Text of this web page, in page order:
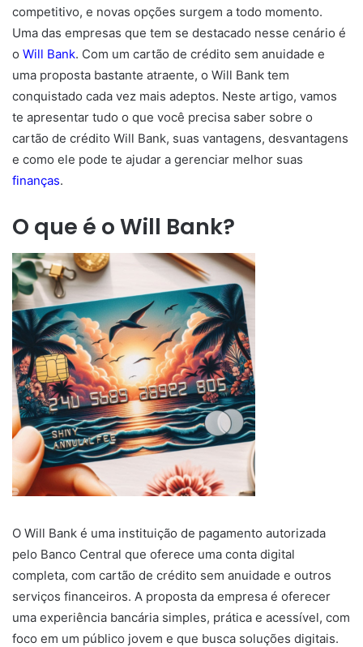
competitivo, e novas opções surgem a todo momento.
Uma das empresas que tem se destacado nesse cenário é
o Will Bank. Com um cartão de crédito sem anuidade e
uma proposta bastante atraente, o Will Bank tem
conquistado cada vez mais adeptos. Neste artigo, vamos
te apresentar tudo o que você precisa saber sobre o
cartão de crédito Will Bank, suas vantagens, desvantagens
e como ele pode te ajudar a gerenciar melhor suas
finanças.
O que é o Will Bank?
O Will Bank é uma instituição de pagamento autorizada
pelo Banco Central que oferece uma conta digital
completa, com cartão de crédito sem anuidade e outros
serviços financeiros. A proposta da empresa é oferecer
uma experiência bancária simples, prática e acessível, com
foco em um público jovem e que busca soluções digitais.